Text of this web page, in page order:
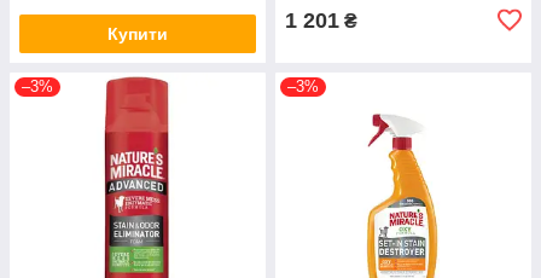
Купити
1 201 ₴
–3% –3%